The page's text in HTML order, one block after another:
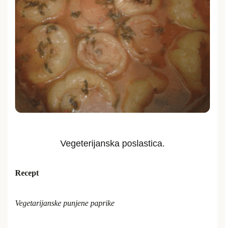
Vegeterijanska poslastica.
Recept
Vegetarijanske punjene paprike